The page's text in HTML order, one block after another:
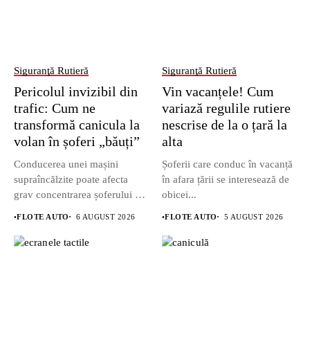
Siguranţă Rutieră
Pericolul invizibil din
trafic: Cum ne
transformă canicula la
volan în șoferi „băuți”
Conducerea unei mașini
supraîncălzite poate afecta
grav concentrarea șoferului și
•FLOTE AUTO 6 AUGUST 2026
Siguranţă Rutieră
Vin vacanțele! Cum
variază regulile rutiere
nescrise de la o țară la
alta
Șoferii care conduc în vacanță
în afara țării se interesează de
obicei...
•FLOTE AUTO 5 AUGUST 2026